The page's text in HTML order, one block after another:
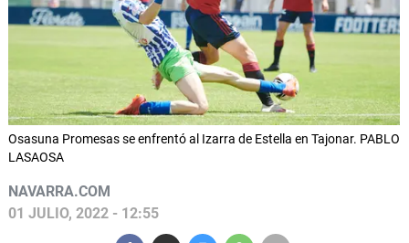
Osasuna Promesas se enfrentó al Izarra de Estella en Tajonar. PABLO
LASAOSA
NAVARRA.COM
01 JULIO, 2022 - 12:55